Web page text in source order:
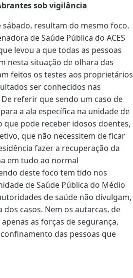
sob vigilância
resultam do mesmo foco.
de Saúde Pública do ACES
levou a que todas as pessoas
nesta situação de olhara das
feitos os testes aos proprietários
ser conhecidos nas
referir que sendo um caso de
a ala específica na unidade de
pode receber idosos doentes,
que não necessitem de ficar
fazer a recuperação da
em tudo ao normal
deste foco tem tido nos
de Saúde Pública do Médio
de saúde não divulgam,
casos. Nem os autarcas, de
as forças de segurança,
das pessoas que